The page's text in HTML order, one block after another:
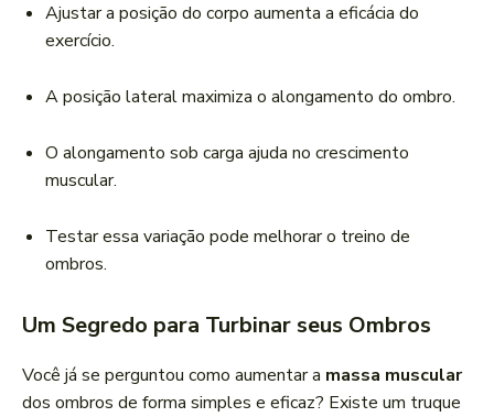
Ajustar a posição do corpo aumenta a eficácia do
exercício.
A posição lateral maximiza o alongamento do ombro.
O alongamento sob carga ajuda no crescimento
muscular.
Testar essa variação pode melhorar o treino de
ombros.
Um Segredo para Turbinar seus Ombros
Você já se perguntou como aumentar a massa muscular
dos ombros de forma simples e eficaz? Existe um truque